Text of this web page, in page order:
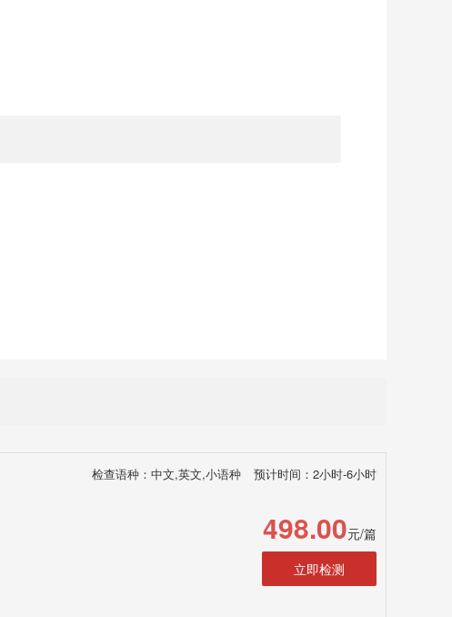
检查语种：中文,英文,小语种 预计时间：2小时-6小时
498.00元/篇
立即检测